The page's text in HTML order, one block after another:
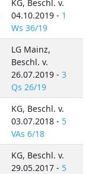
KG, Beschl. v.
04.10.2019 - 1
Ws 36/19
LG Mainz,
Beschl. v.
26.07.2019 - 3
Qs 26/19
KG, Beschl. v.
03.07.2018 - 5
VAs 6/18
KG, Beschl. v.
29.05.2017 - 5